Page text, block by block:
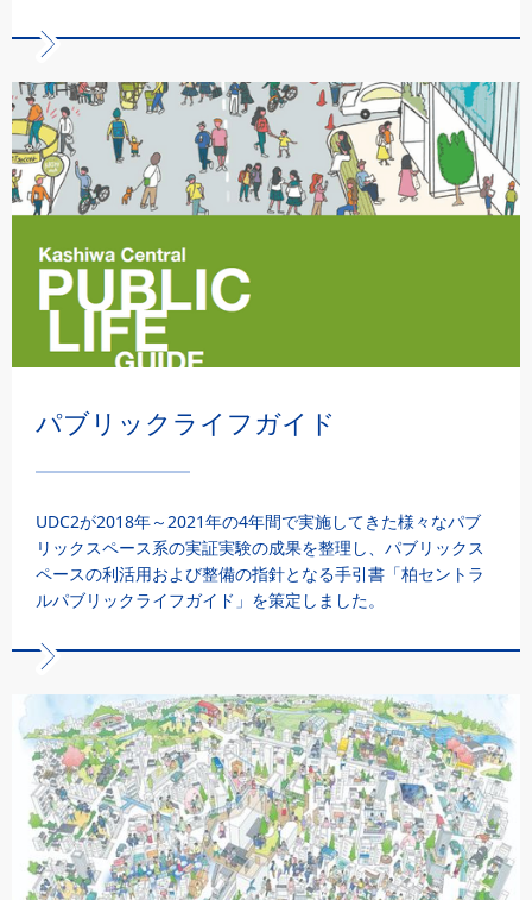
パブリックライフガイド
UDC2が2018年～2021年の4年間で実施してきた様々なパブ
リックスペース系の実証実験の成果を整理し、パブリックス
ペースの利活用および整備の指針となる手引書「柏セントラ
ルパブリックライフガイド」を策定しました。